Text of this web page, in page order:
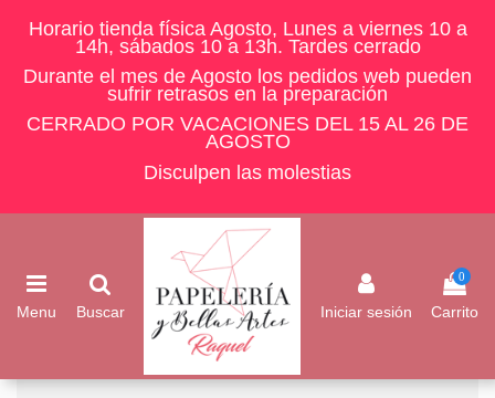
Horario tienda física Agosto, Lunes a viernes 10 a
14h, sábados 10 a 13h. Tardes cerrado
Durante el mes de Agosto los pedidos web pueden
sufrir retrasos en la preparación
CERRADO POR VACACIONES DEL 15 AL 26 DE
AGOSTO
Disculpen las molestias
Menu Buscar Iniciar sesión
0
Carrito